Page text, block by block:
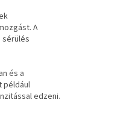
A
sérülés
és a
például
edzeni.